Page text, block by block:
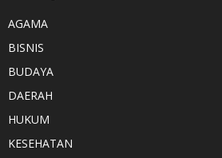
AGAMA
BISNIS
BUDAYA
DAERAH
HUKUM
KESEHATAN